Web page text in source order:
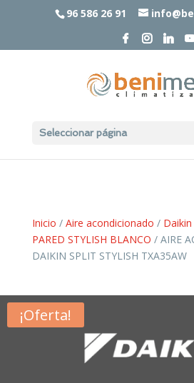
96 586 26 91
Seleccionar página
Inicio / Aire acondicionado / Daikin
PARED STYLISH BLANCO / AIRE
DAIKIN SPLIT STYLISH TXA35AW
¡Oferta!